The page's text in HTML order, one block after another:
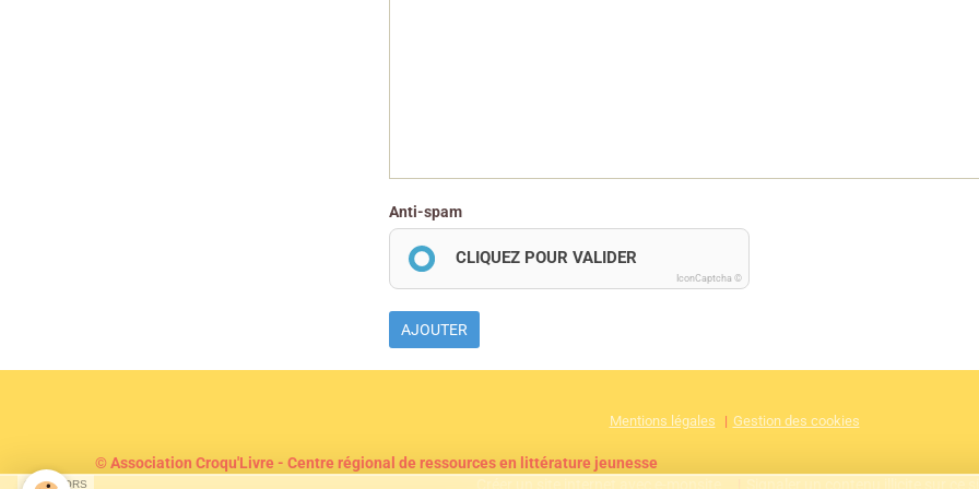
Anti-spam
CLIQUEZ POUR VALIDER
IconCaptcha ©
AJOUTER
Mentions légales Gestion des cookies
© Association Croqu'Livre - Centre régional de ressources en littérature jeunesse
SPONSORS